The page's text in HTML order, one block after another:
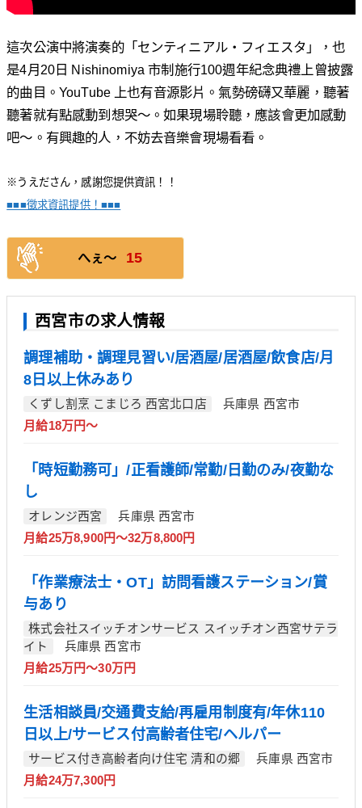
這次公演中將演奏的「センティニアル・フィエスタ」，也
是4月20日 Nishinomiya 市制施行100週年紀念典禮上曾披露
的曲目。YouTube 上也有音源影片。氣勢磅礴又華麗，聽著
聽著就有點感動到想哭～。如果現場聆聽，應該會更加感動
吧～。有興趣的人，不妨去音樂會現場看看。
※うえださん，感謝您提供資訊！！
■■■徵求資訊提供！■■■
へぇ〜 15
西宮市の求人情報
調理補助・調理見習い/居酒屋/居酒屋/飲食店/月
8日以上休みあり
くずし割烹 こまじろ 西宮北口店
兵庫県 西宮市
月給18万円～
「時短勤務可」/正看護師/常勤/日勤のみ/夜勤な
し
オレンジ西宮
兵庫県 西宮市
月給25万8,900円～32万8,800円
「作業療法士・OT」訪問看護ステーション/賞
与あり
株式会社スイッチオンサービス スイッチオン西宮サテラ
イト
兵庫県 西宮市
月給25万円～30万円
生活相談員/交通費支給/再雇用制度有/年休110
日以上/サービス付高齢者住宅/ヘルパー
サービス付き高齢者向け住宅 清和の郷
兵庫県 西宮市
月給24万7,300円